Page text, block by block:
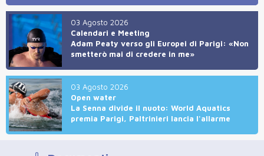
03 Agosto 2026
Calendari e Meeting
Adam Peaty verso gli Europei di Parigi: «Non
smetterò mai di credere in me»
03 Agosto 2026
Open water
La Senna divide il nuoto: World Aquatics
premia Parigi, Paltrinieri lancia l'allarme